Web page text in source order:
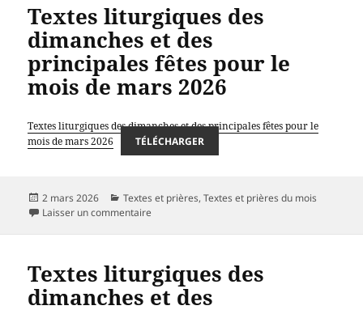
Textes liturgiques des
dimanches et des
principales fêtes pour le
mois de mars 2026
Textes liturgiques des dimanches et des principales fêtes pour le
mois de mars 2026
TÉLÉCHARGER
Publié
le
2 mars 2026 Catégories
Textes et prières,Textes et prières du mois
Laisser un commentairesur Textes liturgiques des dimanches et des
Textes liturgiques des
dimanches et des